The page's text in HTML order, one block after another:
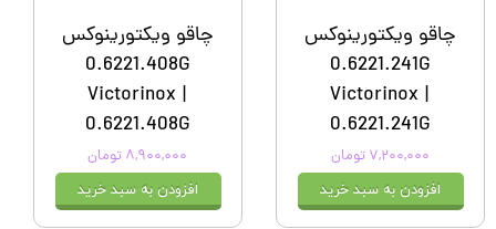
چاقو ویکتورینوکس
0.6221.241G
Victorinox |
0.6221.241G
۷,۲۰۰,۰۰۰ تومان
افزودن به سبد خرید
چاقو ویکتورینوکس
0.6221.408G
Victorinox |
0.6221.408G
۸,۹۰۰,۰۰۰ تومان
افزودن به سبد خرید